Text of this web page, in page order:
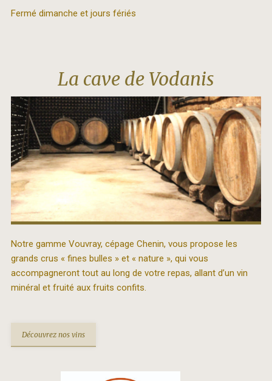
Fermé dimanche et jours fériés
La cave de Vodanis
Notre gamme Vouvray, cépage Chenin, vous propose les
grands crus « fines bulles » et « nature », qui vous
accompagneront tout au long de votre repas, allant d’un vin
minéral et fruité aux fruits confits.
Découvrez nos vins